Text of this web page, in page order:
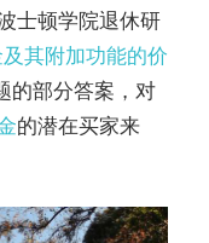
士顿学院退休研
其附加功能的价
的部分答案，对
的潜在买家来